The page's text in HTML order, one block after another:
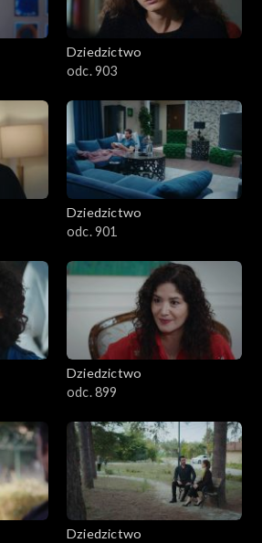
Dziedzictwo
odc. 903
Dziedzictwo
odc. 901
Dziedzictwo
odc. 899
Dziedzictwo